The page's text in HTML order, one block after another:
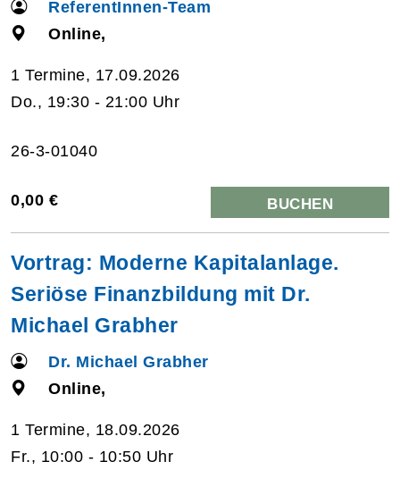
ReferentInnen-Team
Online,
1 Termine, 17.09.2026
Do., 19:30 - 21:00 Uhr
26-3-01040
0,00 € BUCHEN
Vortrag: Moderne Kapitalanlage.
Seriöse Finanzbildung mit Dr.
Michael Grabher
Dr. Michael Grabher
Online,
1 Termine, 18.09.2026
Fr., 10:00 - 10:50 Uhr